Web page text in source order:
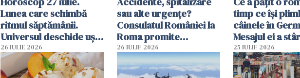
Lunea care schimbă
ritmul săptămânii.
Universul deschide uși
neașteptate pentru
unele zodii
26 IULIE 2026
sau alte urgențe?
Consulatul României la
Roma promite
intervenții în doar 24
de ore
26 IULIE 2026
timp ce își
câinele în
Mesajul ei a
dezbateri
25 IULIE 2026